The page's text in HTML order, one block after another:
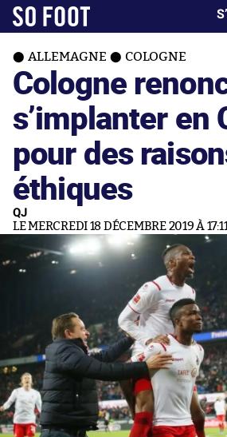
ALLEMAGNE COLOGNE
Cologne
s’implanter en
pour des
éthiques
QJ
LE MERCREDI 18 DÉCEMBRE 2019 À 17:11